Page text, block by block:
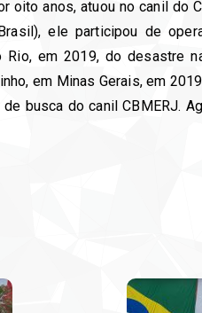
oito anos, atuou no canil do
ele participou de
em 2019, do desastre
em Minas Gerais, em
busca do canil CBMERJ.